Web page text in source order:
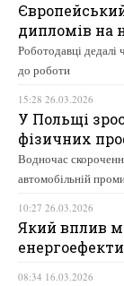
дипломів на
Роботодавці дедалі
до роботи
15:28 26.03.2026
У Польщі
фізичних
Водночас
автомобільній
10:27 26.03.2026
Який вплив
08:34 16.03.2026